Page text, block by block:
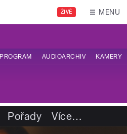
ŽIVĚ MENU
PROGRAM AUDIOARCHIV KAMERY
Pořady Více…